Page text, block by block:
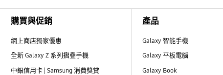
購買與促銷
網上商店獨家優惠
全新 Galaxy Z 系列摺疊手機
中銀信用卡 | Samsung 消費獎賞
產品
Galaxy 智能手機
Galaxy 平板電腦
Galaxy Book